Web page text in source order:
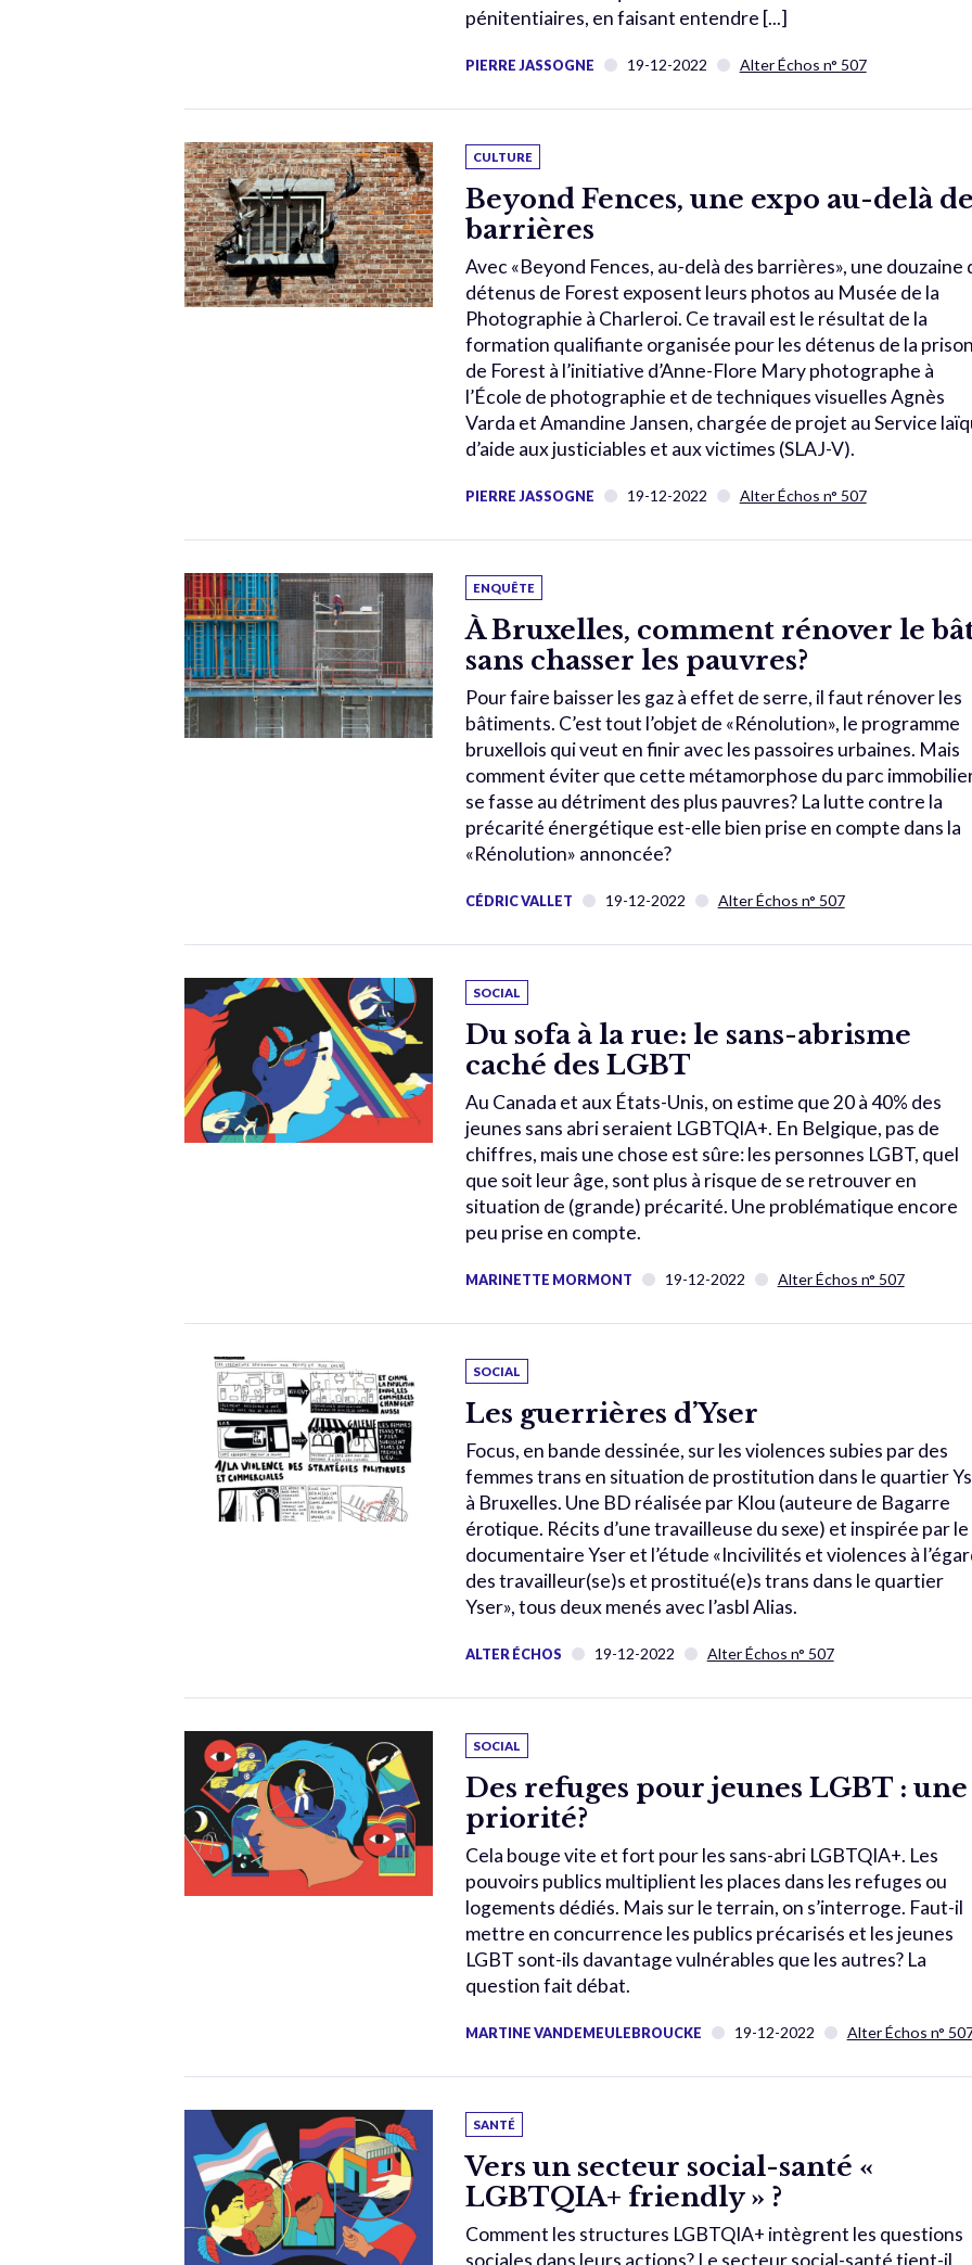
pénitentiaires, en faisant entendre [...]
PIERRE JASSOGNE 19-12-2022 Alter Échos n° 507
CULTURE
Beyond Fences, une expo au-delà
barrières
Avec «Beyond Fences, au-delà des barrières», une douzaine
détenus de Forest exposent leurs photos au Musée de la
Photographie à Charleroi. Ce travail est le résultat de la
formation qualifiante organisée pour les détenus de la
de Forest à l’initiative d’Anne-Flore Mary photographe à
l’École de photographie et de techniques visuelles Agnès
Varda et Amandine Jansen, chargée de projet au Service
d’aide aux justiciables et aux victimes (SLAJ-V).
PIERRE JASSOGNE 19-12-2022 Alter Échos n° 507
ENQUÊTE
À Bruxelles, comment rénover le
sans chasser les pauvres?
Pour faire baisser les gaz à effet de serre, il faut rénover les
bâtiments. C’est tout l’objet de «Rénolution», le programme
bruxellois qui veut en finir avec les passoires urbaines. Mais
comment éviter que cette métamorphose du parc
se fasse au détriment des plus pauvres? La lutte contre la
précarité énergétique est-elle bien prise en compte dans la
«Rénolution» annoncée?
CÉDRIC VALLET 19-12-2022 Alter Échos n° 507
SOCIAL
Du sofa à la rue: le sans-abrisme
caché des LGBT
Au Canada et aux États-Unis, on estime que 20 à 40% des
jeunes sans abri seraient LGBTQIA+. En Belgique, pas de
chiffres, mais une chose est sûre: les personnes LGBT, quel
que soit leur âge, sont plus à risque de se retrouver en
situation de (grande) précarité. Une problématique encore
peu prise en compte.
MARINETTE MORMONT 19-12-2022 Alter Échos n° 507
SOCIAL
Les guerrières d’Yser
Focus, en bande dessinée, sur les violences subies par des
femmes trans en situation de prostitution dans le quartier
à Bruxelles. Une BD réalisée par Klou (auteure de Bagarre
érotique. Récits d’une travailleuse du sexe) et inspirée par le
documentaire Yser et l’étude «Incivilités et violences à
des travailleur(se)s et prostitué(e)s trans dans le quartier
Yser», tous deux menés avec l’asbl Alias.
ALTER ÉCHOS 19-12-2022 Alter Échos n° 507
SOCIAL
Des refuges pour jeunes LGBT : une
priorité?
Cela bouge vite et fort pour les sans-abri LGBTQIA+. Les
pouvoirs publics multiplient les places dans les refuges ou
logements dédiés. Mais sur le terrain, on s’interroge. Faut-il
mettre en concurrence les publics précarisés et les jeunes
LGBT sont-ils davantage vulnérables que les autres? La
question fait débat.
MARTINE VANDEMEULEBROUCKE 19-12-2022 Alter Échos n°
SANTÉ
Vers un secteur social-santé «
LGBTQIA+ friendly » ?
Comment les structures LGBTQIA+ intègrent les questions
sociales dans leurs actions? Le secteur social-santé tient-il